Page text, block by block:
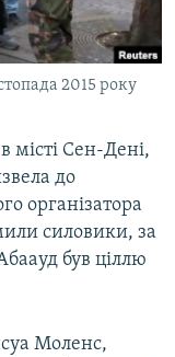
2015 року
місті Сен-Дені,
до
організатора
силовики, за
був ціллю
Моленc,